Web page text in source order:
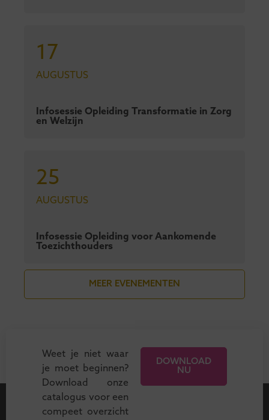
17
AUGUSTUS
Infosessie Opleiding Transformatie in Zorg
en Welzijn
25
AUGUSTUS
Infosessie Opleiding voor Aankomende
Toezichthouders
MEER EVENEMENTEN
Weet je niet waar
je moet beginnen?
Download onze
catalogus voor een
compeet overzicht
DOWNLOAD
NU